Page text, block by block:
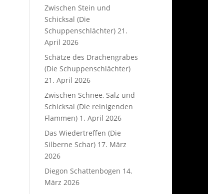
Zwischen Stein und
Schicksal (Die
Schuppenschlächter) 21.
April 2026
Schätze des Drachengrabes
(Die Schuppenschlächter)
21. April 2026
Zwischen Schnee, Salz und
Schicksal (Die reinigenden
Flammen) 1. April 2026
Das Wiedertreffen (Die
Silberne Schar) 17. März
2026
Diegon Schattenbogen 14.
März 2026